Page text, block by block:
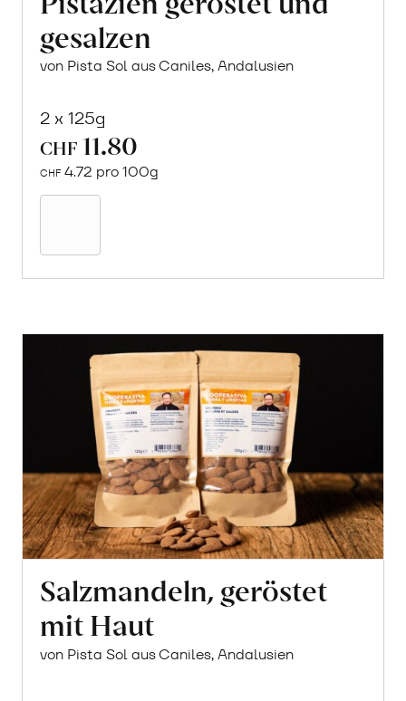
gesalzen
von Pista Sol aus Caniles, Andalusien
2 x 125g
CHF 11.80
CHF 4.72 pro 100g
Salzmandeln, geröstet
mit Haut
von Pista Sol aus Caniles, Andalusien